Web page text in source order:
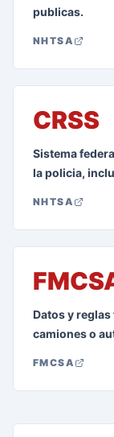
publicas.
NHTSA
CRSS
Sistema
la policia,
NHTSA
Datos y
camiones o
FMCSA